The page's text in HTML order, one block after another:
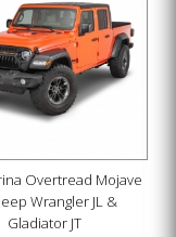
Overtread Mojave
Wrangler JL &
Gladiator JT